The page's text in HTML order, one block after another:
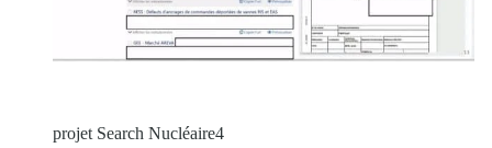
projet Search Nucléaire4